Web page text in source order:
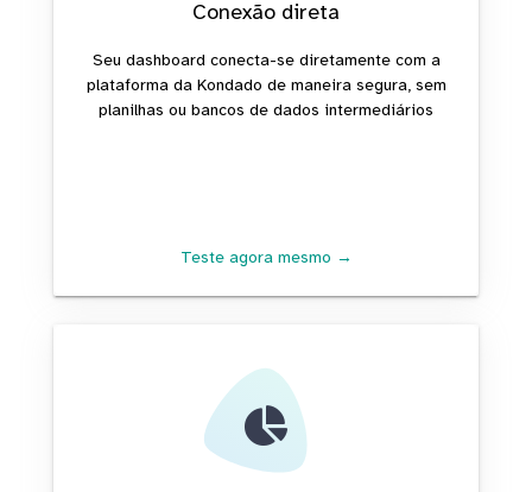
Conexão direta
Seu dashboard conecta-se diretamente com a
plataforma da Kondado de maneira segura, sem
planilhas ou bancos de dados intermediários
Teste agora mesmo →